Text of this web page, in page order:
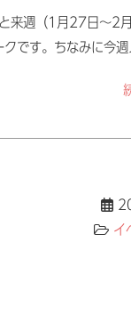
週（1月27日～2
クです。ちなみに今
イ